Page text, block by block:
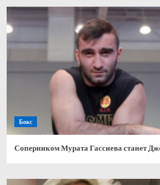
Бокс
Соперником Мурата Гассиева станет